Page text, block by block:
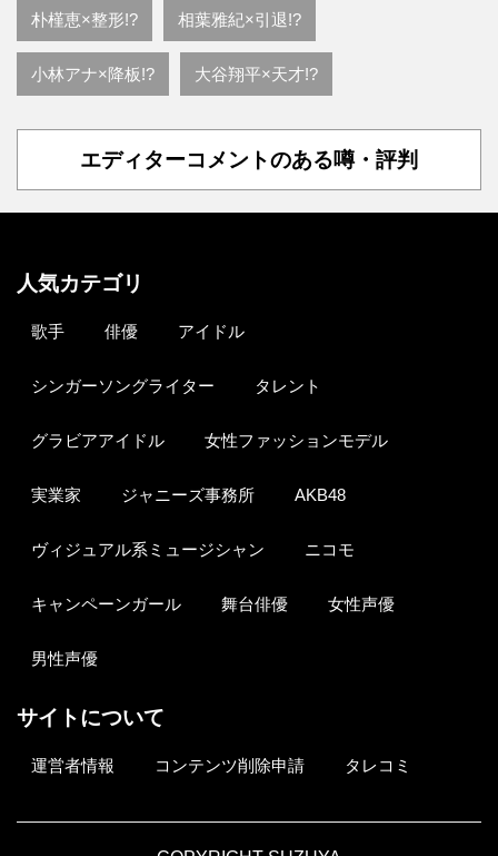
朴槿恵×整形!? 相葉雅紀×引退!?
小林アナ×降板!? 大谷翔平×天才!?
エディターコメントのある噂・評判
人気カテゴリ
歌手 俳優 アイドル
シンガーソングライター タレント
グラビアアイドル 女性ファッションモデル
実業家 ジャニーズ事務所 AKB48
ヴィジュアル系ミュージシャン ニコモ
キャンペーンガール 舞台俳優 女性声優
男性声優
サイトについて
運営者情報 コンテンツ削除申請 タレコミ